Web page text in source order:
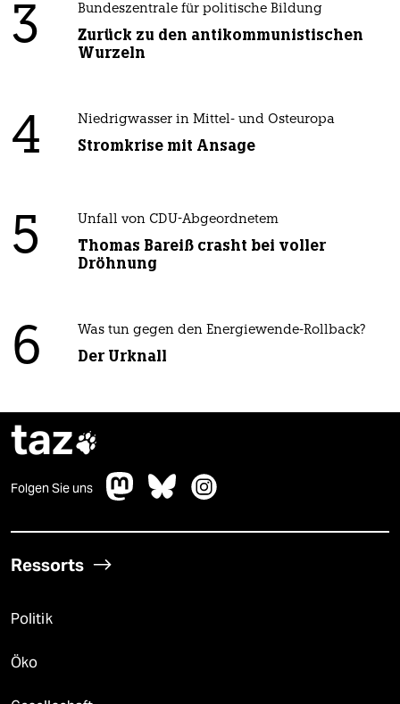
3 Bundeszentrale für politische Bildung
Zurück zu den antikommunistischen
Wurzeln
4 Niedrigwasser in Mittel- und Osteuropa
Stromkrise mit Ansage
5 Unfall von CDU-Abgeordnetem
Thomas Bareiß crasht bei voller
Dröhnung
6 Was tun gegen den Energiewende-Rollback?
Der Urknall
taz
Folgen Sie uns
Ressorts
Politik
Öko